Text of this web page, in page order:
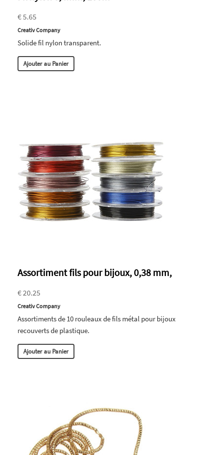
€ 5.65
Creativ Company
Solide fil nylon transparent.
Ajouter au Panier
Assortiment fils pour bijoux, 0,38 mm,
€ 20.25
Creativ Company
Assortiments de 10 rouleaux de fils métal pour bijoux
recouverts de plastique.
Ajouter au Panier